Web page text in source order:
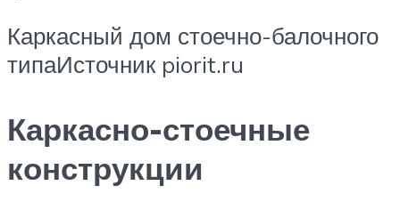
Каркасный дом стоечно-балочного
типаИсточник piorit.ru
Каркасно-стоечные
конструкции